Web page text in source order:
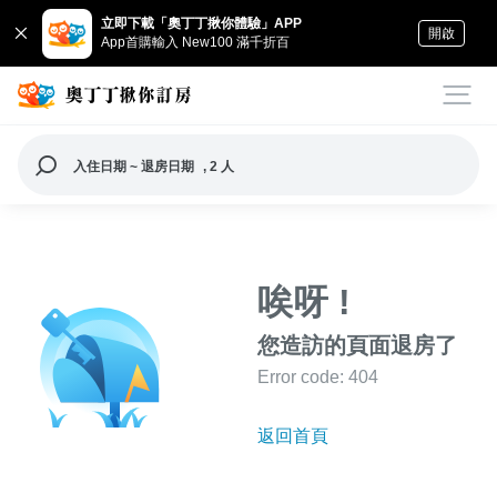
立即下載「奧丁丁揪你體驗」APP
App首購輸入 New100 滿千折百
開啟
入住日期 ~ 退房日期 , 2 人
唉呀 !
您造訪的頁面退房了
Error code: 404
返回首頁